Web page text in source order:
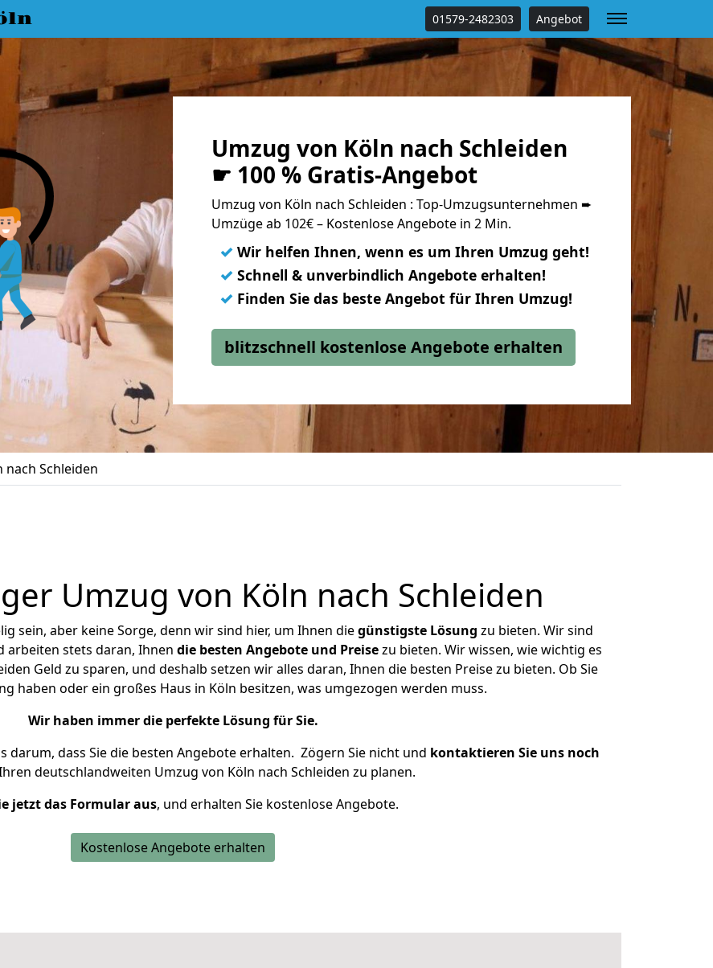
01579-2482303 Angebot
Umzug von Köln nach Schleiden
☛ 100 % Gratis-Angebot
Umzug von Köln nach Schleiden : Top-Umzugsunternehmen ➨
Umzüge ab 102€ – Kostenlose Angebote in 2 Min.
✓ Wir helfen Ihnen, wenn es um Ihren Umzug geht!
✓ Schnell & unverbindlich Angebote erhalten!
✓ Finden Sie das beste Angebot für Ihren Umzug!
blitzschnell kostenlose Angebote erhalten
nach Schleiden
Umzug von Köln nach Schleiden
sein, aber keine Sorge, denn wir sind hier, um Ihnen diegünstigste Lösung zu bieten. Wir sind
arbeiten stets daran, Ihnen die besten Angebote und Preisezu bieten. Wir wissen, wie wichtig es
Geld zu sparen, und deshalb setzen wir alles daran, Ihnen die besten Preise zu bieten. Ob Sie
haben oder ein großes Haus in Köln besitzen, was umgezogen werden muss.
Wir haben immer die perfekte Lösung für Sie.
darum, dass Sie die besten Angebote erhalten. Zögern Sie nicht und kontaktieren Sie uns noch
deutschlandweiten Umzug von Köln nach Schleiden zu planen.
jetzt das Formular aus, und erhalten Sie kostenlose Angebote.
Kostenlose Angebote erhalten